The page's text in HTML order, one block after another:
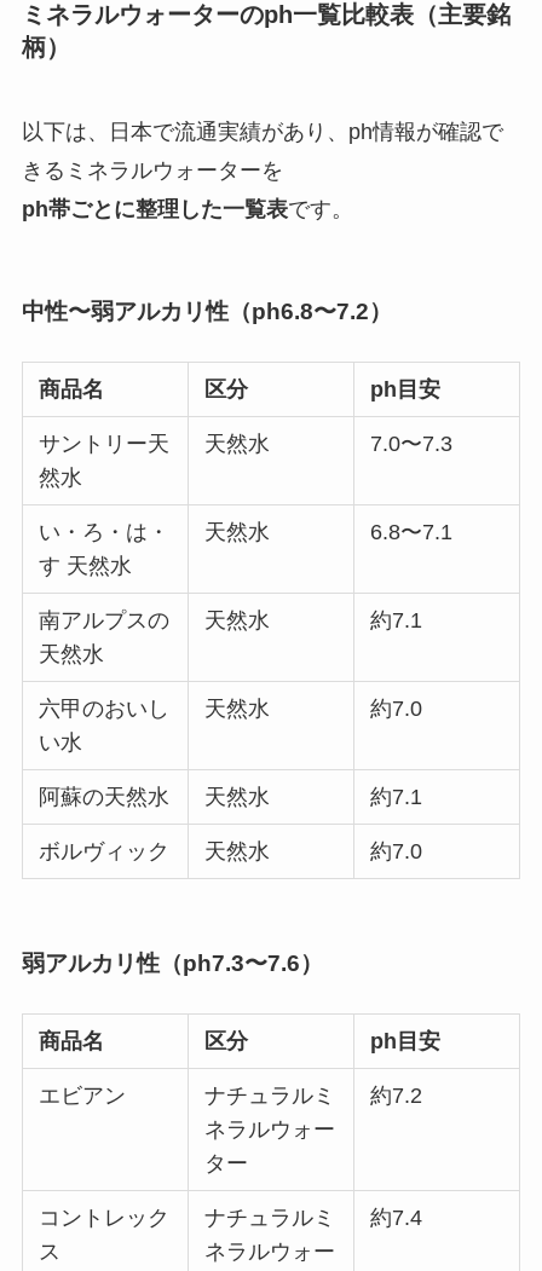
ミネラルウォーターのph一覧比較表（主要銘
柄）
以下は、日本で流通実績があり、ph情報が確認で
きるミネラルウォーターを
ph帯ごとに整理した一覧表です。
中性〜弱アルカリ性（ph6.8〜7.2）
商品名 区分 ph目安
サントリー天
然水
天然水 7.0〜7.3
い・ろ・は・
す 天然水
天然水 6.8〜7.1
南アルプスの
天然水
天然水 約7.1
六甲のおいし
い水
天然水 約7.0
阿蘇の天然水 天然水 約7.1
ボルヴィック 天然水 約7.0
弱アルカリ性（ph7.3〜7.6）
商品名 区分 ph目安
エビアン
ナチュラルミ
ネラルウォー
ター
約7.2
コントレック
ス
ナチュラルミ
ネラルウォー
約7.4